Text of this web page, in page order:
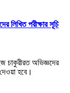
লিখিত পরীক্ষার সূচি
চাকুরীরত অভিজ্ঞদের
হবে।